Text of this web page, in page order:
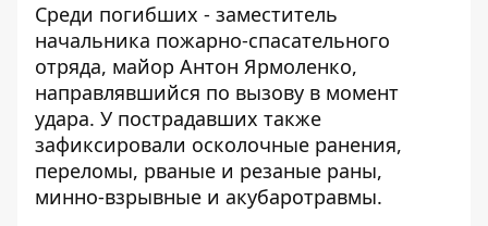
Среди погибших - заместитель
начальника пожарно-спасательного
отряда, майор Антон Ярмоленко,
направлявшийся по вызову в момент
удара. У пострадавших также
зафиксировали осколочные ранения,
переломы, рваные и резаные раны,
минно-взрывные и акубаротравмы.